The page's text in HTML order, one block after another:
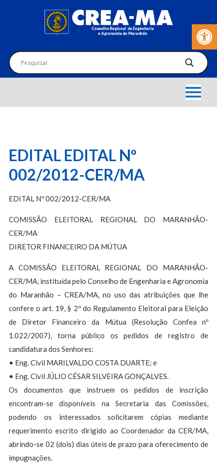
Barra de
EDITAL EDITAL Nº
002/2012-CER/MA
EDITAL Nº 002/2012-CER/MA
COMISSÃO ELEITORAL REGIONAL DO MARANHÃO-
CER/MA
DIRETOR FINANCEIRO DA MÚTUA
A COMISSÃO ELEITORAL REGIONAL DO MARANHÃO-
CER/MA, instituída pelo Conselho de Engenharia e Agronomia
do Maranhão – CREA/MA, no uso das atribuições que lhe
confere o art. 19, § 2º do Regulamento Eleitoral para Eleição
de Diretor Financeiro da Mútua (Resolução Confea nº
1.022/2007), torna público os pedidos de registro de
candidatura dos Senhores:
• Eng. Civil MARILVALDO COSTA DUARTE; e
• Eng. Civil JÚLIO CÉSAR SILVEIRA GONÇALVES.
Os documentos que instruem os pedidos de inscrição
encontram-se disponíveis na Secretaria das Comissões,
podendo os interessados solicitarem cópias mediante
requerimento escrito dirigido ao Coordenador da CER/MA,
abrindo-se 02 (dois) dias úteis de prazo para oferecimento de
impugnações.